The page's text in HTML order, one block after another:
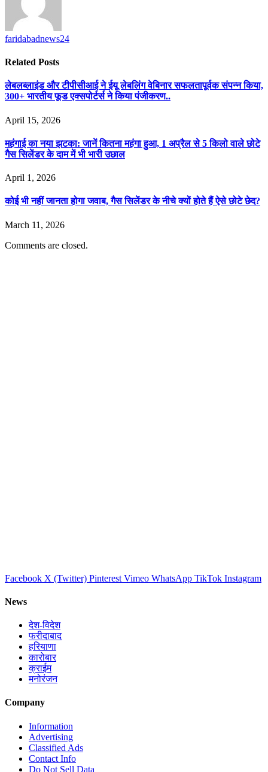
faridabadnews24
Related Posts
लेबलब्लाइंड और टीपीसीआई ने ईयू लेबलिंग वेबिनार सफलतापूर्वक संपन्न किया,
300+ भारतीय फूड एक्सपोर्टर्स ने किया पंजीकरण..
April 15, 2026
महंगाई का नया झटका: जानें कितना महंगा हुआ, 1 अप्रैल से 5 किलो वाले छोटे
गैस सिलेंडर के दाम में भी भारी उछाल
April 1, 2026
कोई भी नहीं जानता होगा जवाब, गैस सिलेंडर के नीचे क्यों होते हैं ऐसे छोटे छेद?
March 11, 2026
Comments are closed.
Facebook X (Twitter) Pinterest Vimeo WhatsApp TikTok Instagram
News
देश-विदेश
फरीदाबाद
हरियाणा
कारोबार
क्राईम
मनोरंजन
Company
Information
Advertising
Classified Ads
Contact Info
Do Not Sell Data